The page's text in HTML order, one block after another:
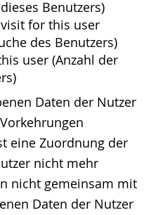
Benutzers)
for this user
des Benutzers)
user (Anzahl der
Daten der Nutzer
eine Zuordnung der
nicht mehr
nicht gemeinsam mit
Daten der Nutzer